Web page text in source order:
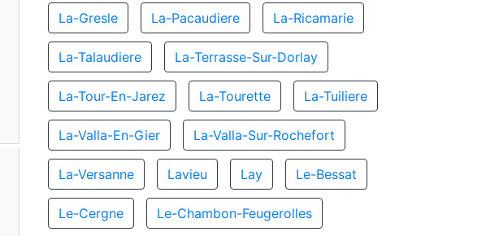
La-Gresle La-Pacaudiere La-Ricamarie
La-Talaudiere La-Terrasse-Sur-Dorlay
La-Tour-En-Jarez La-Tourette La-Tuiliere
La-Valla-En-Gier La-Valla-Sur-Rochefort
La-Versanne Lavieu Lay Le-Bessat
Le-Cergne Le-Chambon-Feugerolles